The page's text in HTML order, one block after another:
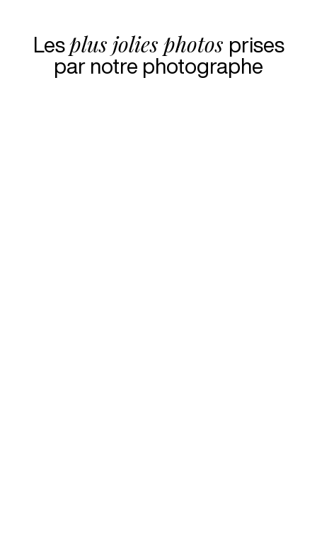
Les plus jolies photos prises
par notre photographe